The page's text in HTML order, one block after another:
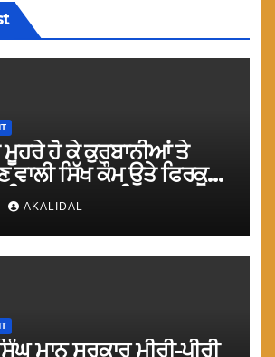
ਹੋ ਕੇ ਕੁਰਬਾਨੀਆਂ ਤੇ
ਵਾਲੀ ਸਿੱਖ ਕੌਮ ਉਤੇ ਫਿਰਕੂ
ਸ਼ਰਮਨਾਕ : ਟਿਵਾਣਾ
AKALIDAL
ਮਾਨ ਸਰਕਾਰ ਮੀਰੀ-ਪੀਰੀ